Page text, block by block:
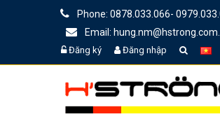
Phone: 0878.033.066-
Email:
Đăng ký Đăng nhập